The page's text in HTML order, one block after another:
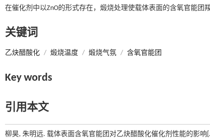
在催化剂中以ZnO的形式存在，煅烧处理使载体表面的含氧官能团
关键词
乙炔醋酸化 / 煅烧温度 / 煅烧气氛 / 含氧官能团
Key words
引用本文
柳昊, 朱明远. 载体表面含氧官能团对乙炔醋酸化催化剂性能的影响